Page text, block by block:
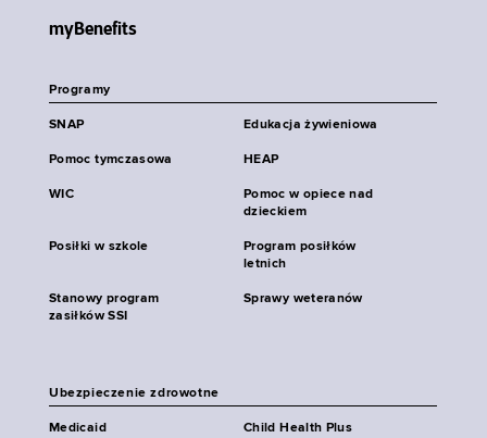
myBenefits
Programy
SNAP Edukacja żywieniowa
Pomoc tymczasowa HEAP
WIC
Pomoc w opiece nad
dzieckiem
Posiłki w szkole
Program posiłków
letnich
Stanowy program
zasiłków SSI
Sprawy weteranów
Ubezpieczenie zdrowotne
Medicaid
Child Health Plus